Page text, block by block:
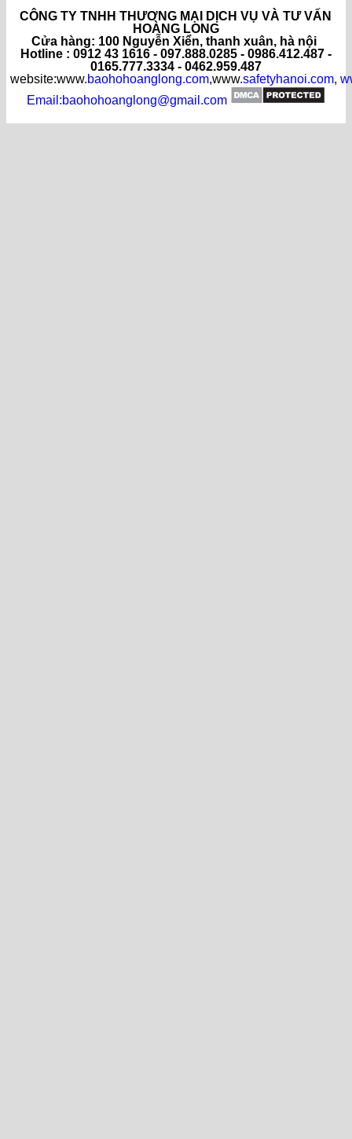
CÔNG TY TNHH THƯƠNG MẠI DỊCH VỤ VÀ TƯ VẤN
HOÀNG LONG
Cửa hàng: 100 Nguyễn Xiển, thanh xuân, hà nội
Hotline : 0912 43 1616 - 097.888.0285 - 0986.412.487 -
0165.777.3334 - 0462.959.487
website:www.baohohoanglong.com,www.safetyhanoi.com,
Email:baohohoanglong@gmail.com